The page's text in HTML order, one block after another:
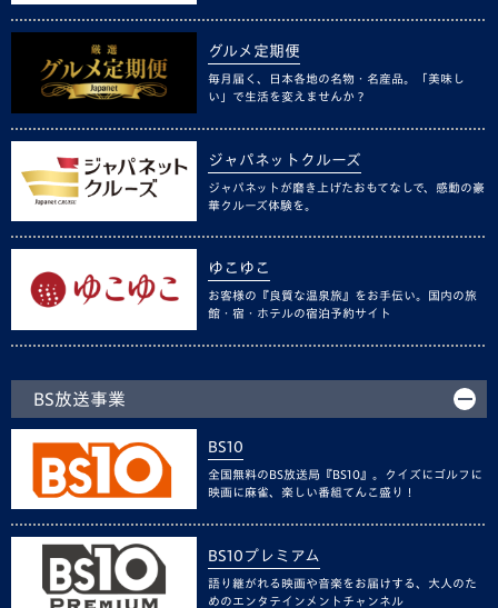
グルメ定期便
毎月届く、日本各地の名物・名産品。「美味し
い」で生活を変えませんか？
ジャパネットクルーズ
ジャパネットが磨き上げたおもてなしで、感動の豪
華クルーズ体験を。
ゆこゆこ
お客様の『良質な温泉旅』をお手伝い。国内の旅
館・宿・ホテルの宿泊予約サイト
BS放送事業
BS10
全国無料のBS放送局『BS10』。クイズにゴルフに
映画に麻雀、楽しい番組てんこ盛り！
BS10プレミアム
語り継がれる映画や音楽をお届けする、大人のた
めのエンタテインメントチャンネル